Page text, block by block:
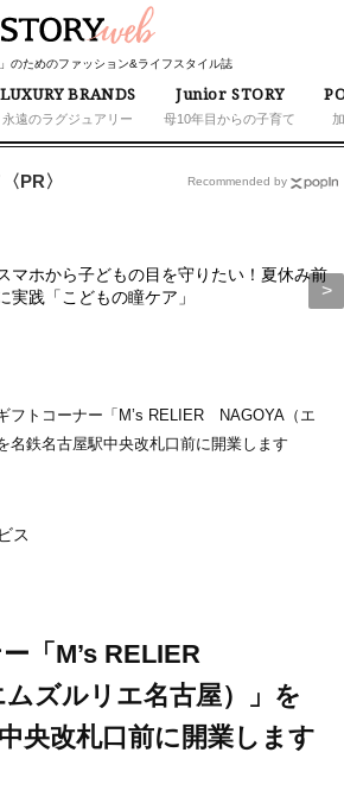
のためのファッション&ライフスタイル誌
LUXURY BRANDS
永遠のラグジュアリー
Junior STORY
母10年目からの子育て
PR〉
マホから子どもの目を守りたい！夏休み前
実践「こどもの瞳ケア」
Recommended by
フトコーナー「M’s RELIER NAGOYA（エ
名鉄名古屋駅中央改札口前に開業します
ス
「M’s RELIER
ズルリエ名古屋）」を
央改札口前に開業します